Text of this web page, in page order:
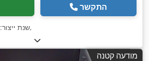
התקשר
שנת ייצור:,
מודעה קטנה